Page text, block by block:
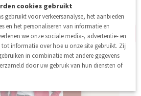
nieuw
cookies gebruikt
gebruikt voor verkeersanalyse, het aanbieden
en het personaliseren van informatie en
we onze sociale media-, advertentie- en
informatie over hoe u onze site gebruikt. Zij
in combinatie met andere gegevens
door uw gebruik van hun diensten of